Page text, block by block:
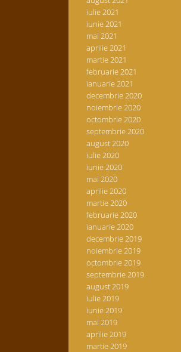
iulie 2021
iunie 2021
mai 2021
aprilie 2021
martie 2021
februarie 2021
ianuarie 2021
decembrie 2020
noiembrie 2020
octombrie 2020
septembrie 2020
august 2020
iulie 2020
iunie 2020
mai 2020
aprilie 2020
martie 2020
februarie 2020
ianuarie 2020
decembrie 2019
noiembrie 2019
octombrie 2019
septembrie 2019
august 2019
iulie 2019
iunie 2019
mai 2019
aprilie 2019
martie 2019